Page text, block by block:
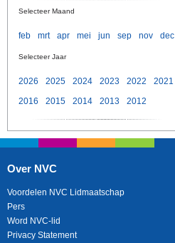
Selecteer Maand
feb mrt apr mei jun sep nov dec
Selecteer Jaar
2026 2025 2024 2023 2022 2021
2016
2015 2014 2013 2012
Over NVC
Voordelen NVC Lidmaatschap
Pers
Word NVC-lid
Privacy Statement